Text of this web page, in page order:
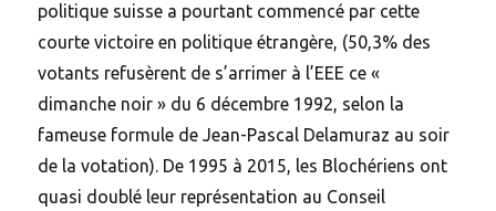
politique suisse a pourtant commencé par cette
courte victoire en politique étrangère, (50,3% des
votants refusèrent de s’arrimer à l’EEE ce «
dimanche noir » du 6 décembre 1992, selon la
fameuse formule de Jean-Pascal Delamuraz au soir
de la votation). De 1995 à 2015, les Blochériens ont
quasi doublé leur représentation au Conseil